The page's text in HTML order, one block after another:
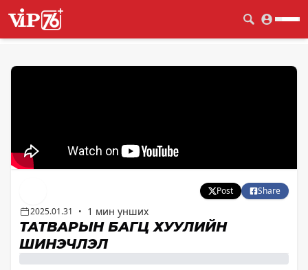
Post
Share
2025.01.31
• 1 мин унших
ТАТВАРЫН БАГЦ ХУУЛИЙН
ШИНЭЧЛЭЛ